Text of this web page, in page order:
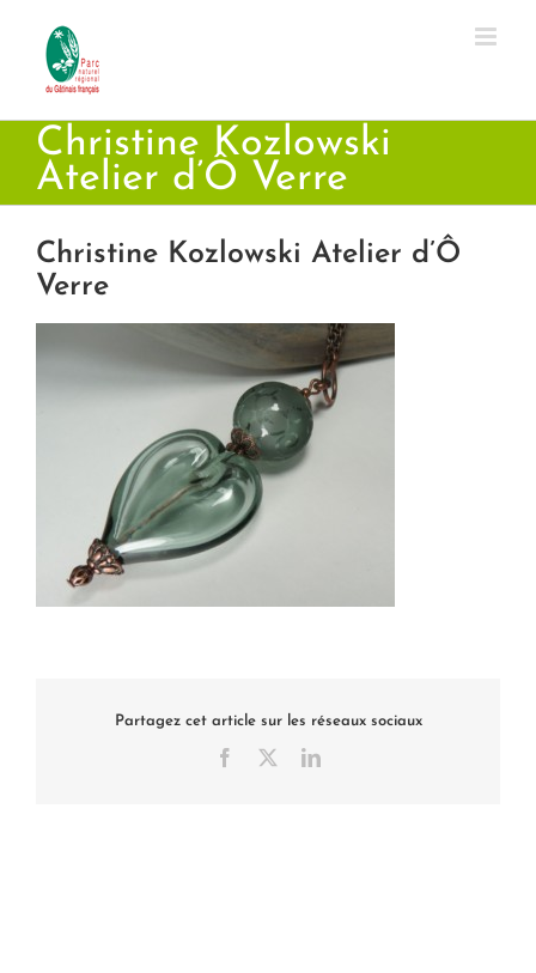
contenu
Christine Kozlowski
Atelier d’Ô Verre
Christine Kozlowski Atelier d’Ô
Verre
Partagez cet article sur les réseaux sociaux
Facebook LinkedIn